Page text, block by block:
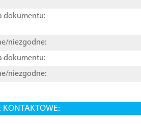
dokumentu:
niezgodne:
dokumentu:
niezgodne:
KONTAKTOWE: